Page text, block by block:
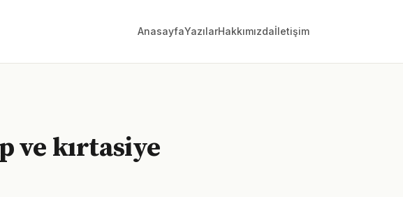
AnasayfaYazılarHakkımızdaİletişim
ve kırtasiye